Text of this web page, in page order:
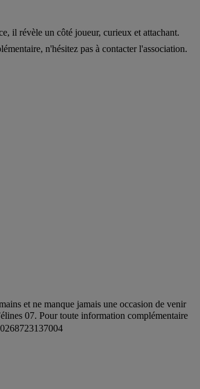
il révèle un côté joueur, curieux et attachant.
n'hésitez pas à contacter l'association.
et ne manque jamais une occasion de venir
07. Pour toute information complémentaire